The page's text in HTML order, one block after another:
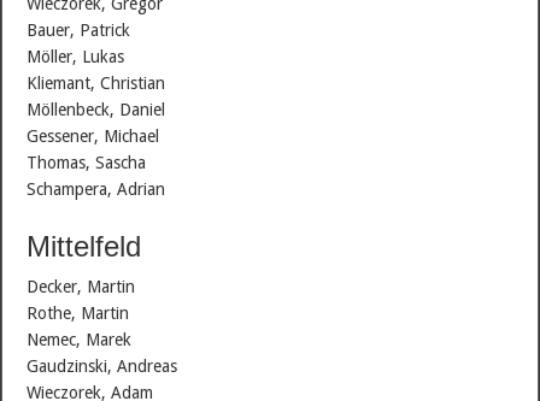
Bauer, Patrick
Möller, Lukas
Kliemant, Christian
Möllenbeck, Daniel
Gessener, Michael
Thomas, Sascha
Schampera, Adrian
Mittelfeld
Decker, Martin
Rothe, Martin
Nemec, Marek
Gaudzinski, Andreas
Wieczorek, Adam